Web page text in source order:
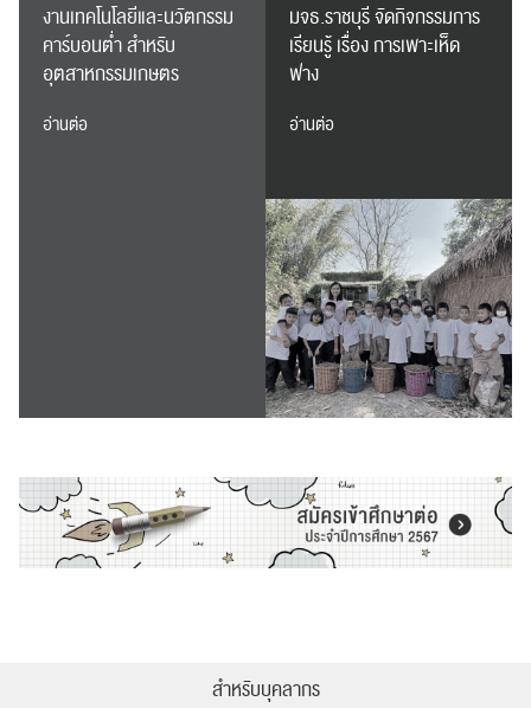
งานเทคโนโลยีและนวัตกรรม
คาร์บอนต่ำ สำหรับ
อุตสาหกรรมเกษตร
อ่านต่อ
มจธ.ราชบุรี จัดกิจกรรมการ
เรียนรู้ เรื่อง การเพาะเห็ด
ฟาง
อ่านต่อ
สำหรับบุคลากร